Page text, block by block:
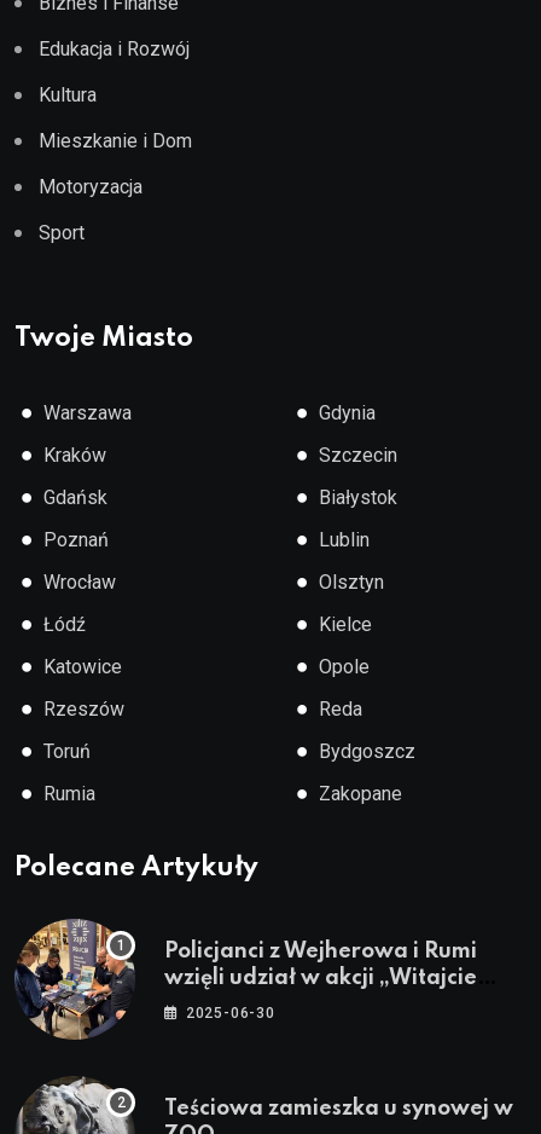
Edukacja i Rozwój
Kultura
Mieszkanie i Dom
Motoryzacja
Sport
Twoje Miasto
● Warszawa
● Kraków
● Gdańsk
● Poznań
● Wrocław
● Łódź
● Katowice
● Rzeszów
● Toruń
● Rumia
● Gdynia
● Szczecin
● Białystok
● Lublin
● Olsztyn
● Kielce
● Opole
● Reda
● Bydgoszcz
● Zakopane
Polecane Artykuły
Policjanci z Wejherowa i Rumi
wzięli udział w akcji „Witajcie
Wakacje”
2025-06-30
Teściowa zamieszka u synowej w